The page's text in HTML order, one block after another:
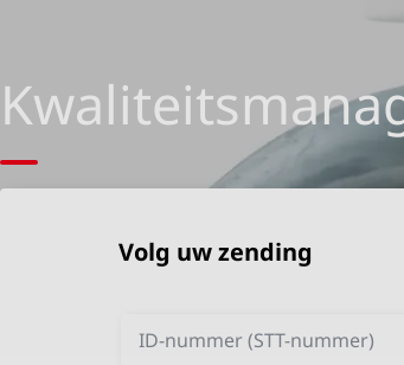
Volg uw zending
ID-nummer (STT-nummer)